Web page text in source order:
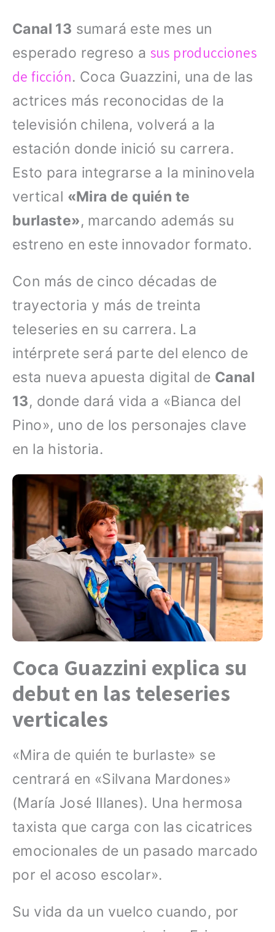
Canal 13 sumará este mes un
esperado regreso a sus producciones
de ficción. Coca Guazzini, una de las
actrices más reconocidas de la
televisión chilena, volverá a la
estación donde inició su carrera.
Esto para integrarse a la mininovela
vertical «Mira de quién te
burlaste», marcando además su
estreno en este innovador formato.
Con más de cinco décadas de
trayectoria y más de treinta
teleseries en su carrera. La
intérprete será parte del elenco de
esta nueva apuesta digital de Canal
13, donde dará vida a «Bianca del
Pino», uno de los personajes clave
en la historia.
Coca Guazzini explica su
debut en las teleseries
verticales
«Mira de quién te burlaste» se
centrará en «Silvana Mardones»
(María José Illanes). Una hermosa
taxista que carga con las cicatrices
emocionales de un pasado marcado
por el acoso escolar».
Su vida da un vuelco cuando, por